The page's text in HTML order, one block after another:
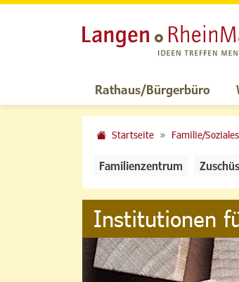
Rathaus/Bürgerbüro
Startseite Familie/Soziales
Familienzentrum
Institutionen